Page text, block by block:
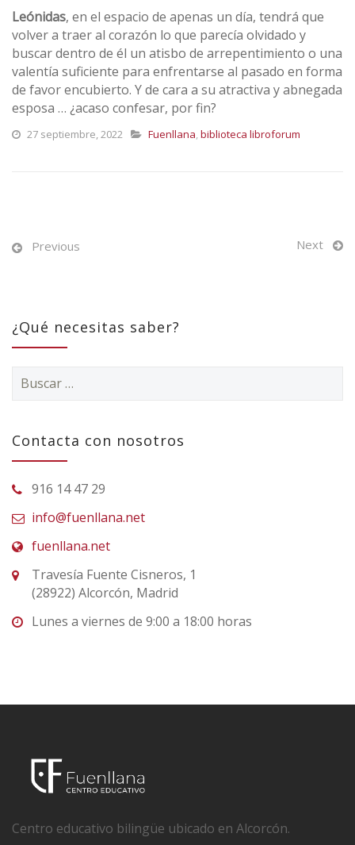
Leónidas, en el espacio de apenas un día, tendrá que
volver a traer al corazón lo que parecía olvidado y
buscar dentro de él un atisbo de arrepentimiento o una
valentía suficiente para enfrentarse al pasado en forma
de favor encubierto. Y de cara a su atractiva y abnegada
esposa … ¿acaso confesar, por fin?
27 septiembre, 2022 Fuenllana, biblioteca libroforum
Previous Next
¿Qué necesitas saber?
Buscar:
Contacta con nosotros
916 14 47 29
info@fuenllana.net
fuenllana.net
Travesía Fuente Cisneros, 1
(28922) Alcorcón, Madrid
Lunes a viernes de 9:00 a 18:00 horas
Centro educativo bilingüe ubicado en Alcorcón.